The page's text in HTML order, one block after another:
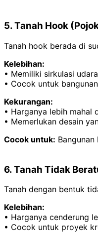
5. Tanah Hook
Tanah hook berada di
Kelebihan:
• Memiliki sirkulasi
• Cocok untuk
Kekurangan:
• Harganya lebih mahal
• Memerlukan desain
Cocok untuk:
6. Tanah Tidak
Tanah dengan bentuk
Kelebihan:
• Harganya cenderung
• Cocok untuk proyek